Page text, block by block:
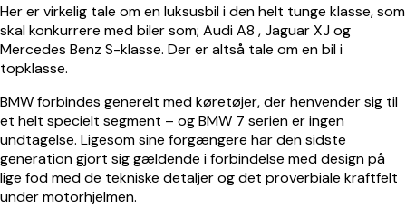
Her er virkelig tale om en luksusbil i den helt tunge klasse, som
skal konkurrere med biler som; Audi A8 ,Jaguar XJog
Mercedes Benz S-klasse. Der er altså tale om en bil i
topklasse.
BMW forbindes generelt med køretøjer, der henvender sig til
et helt specielt segment – og BMW 7 serien er ingen
undtagelse. Ligesom sine forgængere har den sidste
generation gjort sig gældende i forbindelse med design på
lige fod med de tekniske detaljer og det proverbiale kraftfelt
under motorhjelmen.